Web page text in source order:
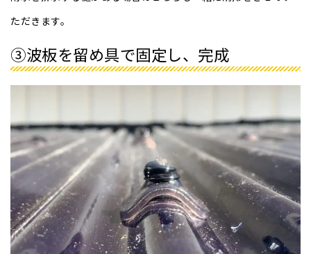
ただきます。
③波板を留め具で固定し、完成